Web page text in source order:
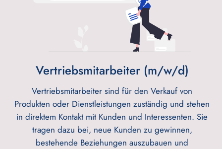
Vertriebsmitarbeiter (m/w/d)
Vertriebsmitarbeiter sind für den Verkauf von
Produkten oder Dienstleistungen zuständig und stehen
in direktem Kontakt mit Kunden und Interessenten. Sie
tragen dazu bei, neue Kunden zu gewinnen,
bestehende Beziehungen auszubauen und